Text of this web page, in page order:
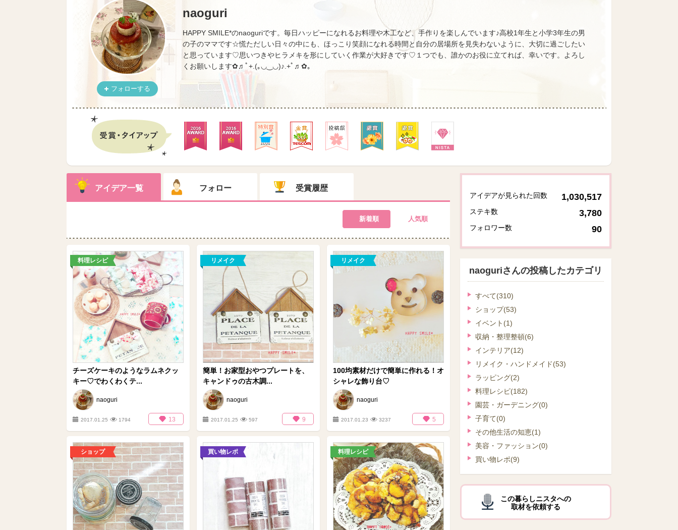
naoguri
HAPPY SMILE*のnaoguriです。毎日ハッピーになれるお料理や木工など、手作りを楽しんでいます♪高校1年生と小学3年生の男
の子のママです☆慌ただしい日々の中にも、ほっこり笑顔になれる時間と自分の居場所を見失わないように、大切に過ごしたい
と思っています♡思いつきやヒラメキを形にしていく作業が大好きです♡１つでも、誰かのお役に立てれば、幸いです。よろし
くお願いします✿♬ﾟ+.(｡◡‿◡)♪.+ﾟ♬✿｡
フォローする
アイデア一覧 フォロー 受賞履歴
新着順 人気順
料理レシピ
チーズケーキのようなラムネクッ
キー♡でわくわくテ...
naoguri
2017.01.25 1794 13
リメイク
簡単！お家型おやつプレートを、
キャンドゥの古木調...
naoguri
2017.01.25 597 9
リメイク
100均素材だけで簡単に作れる！オ
シャレな飾り台♡
naoguri
2017.01.23 3237 5
ショップ 買い物レポ 料理レシピ
アイデアが見られた回数 1,030,517
ステキ数 3,780
フォロワー数 90
naoguriさんの投稿したカテゴリ
すべて(310)
ショップ(53)
イベント (1)
収納・整理整頓(6)
インテリア(12)
リメイク・ハンドメイド(53)
ラッピング(2)
料理レシピ(182)
園芸・ガーデニング(0)
子育て(0)
その他生活の知恵(1)
美容・ファッション(0)
買い物レポ(9)
この暮らしニスタへの
取材を依頼する